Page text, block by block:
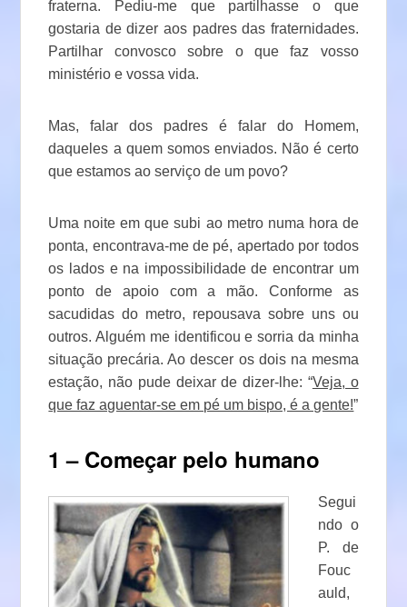
fraterna. Pediu-me que partilhasse o que
gostaria de dizer aos padres das fraternidades.
Partilhar convosco sobre o que faz vosso
ministério e vossa vida.
Mas, falar dos padres é falar do Homem,
daqueles a quem somos enviados. Não é certo
que estamos ao serviço de um povo?
Uma noite em que subi ao metro numa hora de
ponta, encontrava-me de pé, apertado por todos
os lados e na impossibilidade de encontrar um
ponto de apoio com a mão. Conforme as
sacudidas do metro, repousava sobre uns ou
outros. Alguém me identificou e sorria da minha
situação precária. Ao descer os dois na mesma
estação, não pude deixar de dizer-lhe: “Veja, o
que faz aguentar-se em pé um bispo, é a gente!”
1 – Começar pelo humano
Segui
ndo o
P. de
Fouc
auld,